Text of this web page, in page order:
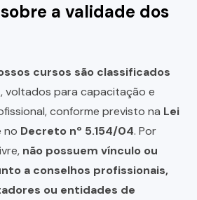
a validade dos
cursos são classificados
, voltados para capacitação e
conforme previsto na Lei
no Decreto nº 5.154/04. Por
não possuem vínculo ou
a conselhos profissionais,
ou entidades de